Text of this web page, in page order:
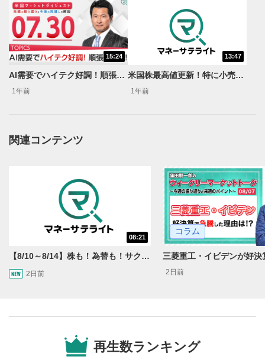
動画再生エリアにマウスを乗せると表示されます。
動画を再生または一時停止します。
10秒戻し/10秒送り
10秒、動画を巻き戻し/早送りします。
再生位置を示しています。再生したい位置をクリック
するとその位置から動画が再生されます。
スライダーを上下すると音量が調整できます。
15:24
AI需要でハイテク好調！順張り継続！＜米国マーケットダイジェスト7/30号＞
1年前
13:47
米国株最高値更新！特に小売り株絶好調！＜米国マーケットダイジェスト8/13号＞
1年前
関連コンテンツ
08:21
【8/10～8/14】株も！為替も！サクッと！来週のマーケット見通し＜Next View＞
2日前
コラム
2日前
再生数ランキング